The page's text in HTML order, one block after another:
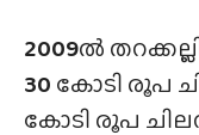
2009ൽ
30 കോടി രൂപ
കോടി രൂപ